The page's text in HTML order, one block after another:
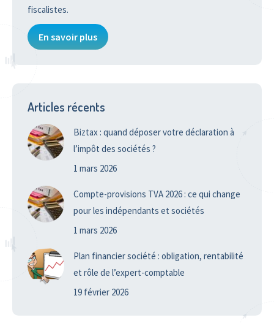
fiscalistes.
En savoir plus
Articles récents
Biztax : quand déposer votre déclaration à
l’impôt des sociétés ?
1 mars 2026
Compte-provisions TVA 2026 : ce qui change
pour les indépendants et sociétés
1 mars 2026
Plan financier société : obligation, rentabilité
et rôle de l’expert-comptable
19 février 2026